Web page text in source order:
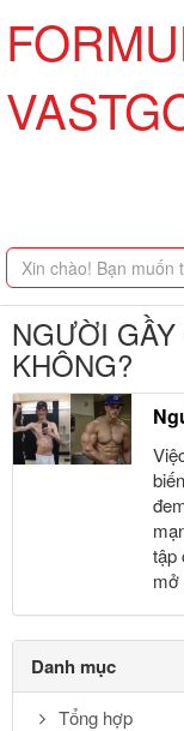
NGƯỜI
KHÔNG?
tập
mở
Danh mục
Tổng hợp